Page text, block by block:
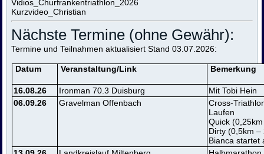
Vidios_Churfrankentriathlon_2026
Kurzvideo_Christian
Nächste Termine (ohne Gewähr):
Termine und Teilnahmen aktualisiert Stand 03.07.2026:
Datum Veranstaltung/Link Bemerkung
16.08.26 Ironman 70.3 Duisburg
Mit Tobi Hein
06.09.26
Gravelman Offenbach
Cross-
Laufen
Quick
Dirty (0,5km
Bianca startet